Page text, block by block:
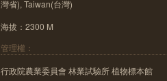
灣省), Taiwan(台灣)
海拔：2300 M
管理權：
行政院農業委員會 林業試驗所 植物標本館